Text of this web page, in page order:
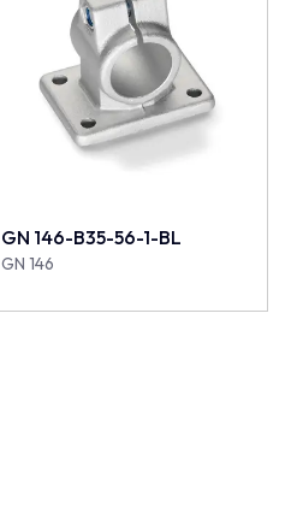
GN 146-B35-56-1-BL
GN 146